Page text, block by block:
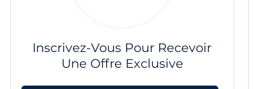
Inscrivez-Vous Pour Recevoir
Une Offre Exclusive